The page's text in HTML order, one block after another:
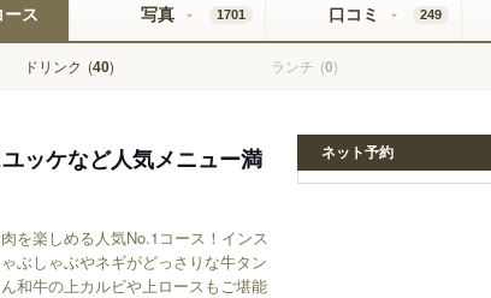
ス
ドリンク (40) ランチ (0)
写真 1701 口コミ 249
ッケなど人気メニュー満
を楽しめる人気No.1コース！インス
ぶしゃぶやネギがどっさりな牛タン
和牛の上カルビや上ロースもご堪能
ネット予約